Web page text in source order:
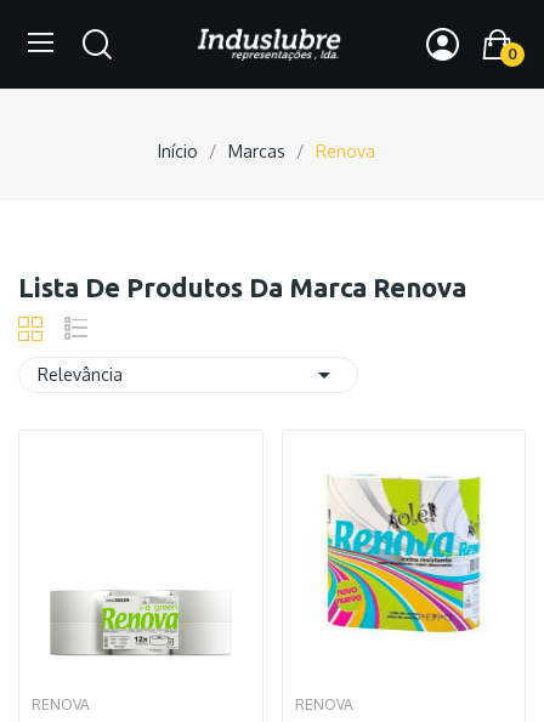
0
Início Marcas Renova
Lista De Produtos Da Marca Renova
Relevância 
RENOVA RENOVA